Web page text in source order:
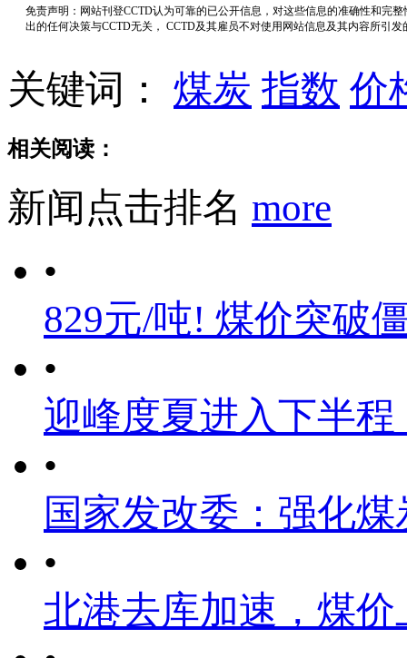
免责声明：网站刊登CCTD认为可靠的已公开信息，对这些信息的准确性和完
出的任何决策与CCTD无关， CCTD及其雇员不对使用网站信息及其内容所引
关键词： 煤炭 指数 价
相关阅读：
新闻点击排名 more
•
829元/吨! 煤价突破
•
迎峰度夏进入下半
•
国家发改委：强化
•
北港去库加速，煤